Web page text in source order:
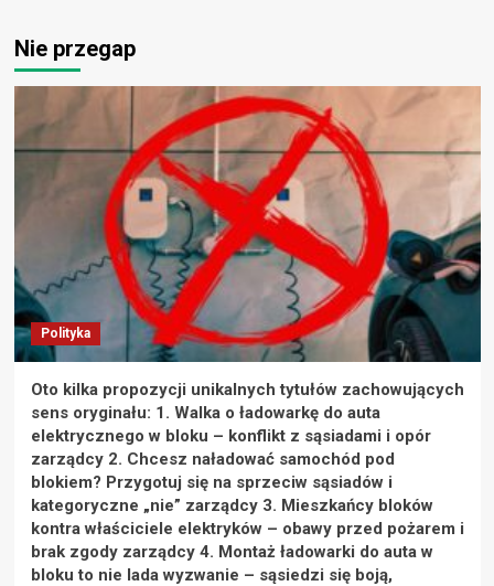
Nie przegap
Polityka
Oto kilka propozycji unikalnych tytułów zachowujących
sens oryginału: 1. Walka o ładowarkę do auta
elektrycznego w bloku – konflikt z sąsiadami i opór
zarządcy 2. Chcesz naładować samochód pod
blokiem? Przygotuj się na sprzeciw sąsiadów i
kategoryczne „nie” zarządcy 3. Mieszkańcy bloków
kontra właściciele elektryków – obawy przed pożarem i
brak zgody zarządcy 4. Montaż ładowarki do auta w
bloku to nie lada wyzwanie – sąsiedzi się boją,